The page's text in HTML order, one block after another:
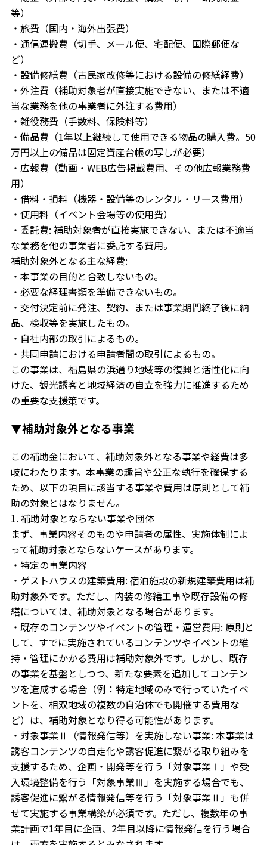
等）
・旅費（国内・海外出張費）
・通信運搬費（切手、メール便、宅配便、国際郵便な
ど）
・設備修繕費（古民家改修等における設備の修繕経費）
・外注費（補助対象者が直接実施できない、または不適
当な業務を他の事業者に外注する費用）
・雑役務費（手数料、保険料等）
・備品費（1年以上継続して使用できる物品の購入費。50
万円以上の備品は固定資産台帳の写しが必要）
・広報費（動画・WEB広告掲載費用、その他広報業務費
用）
・借料・損料（機器・設備等のレンタル・リース費用）
・使用料（イベント会場等の使用費）
・委託費: 補助対象者が直接実施できない、または不適当
な業務を他の事業者に委託する費用。
補助対象外となる主な経費:
・本事業の目的と合致しないもの。
・必要な経理書類を準備できないもの。
・交付決定前に発注、契約、または事業期間終了後に納
品、検収等を実施したもの。
・自社内部の取引によるもの。
・共同申請における申請者間の取引によるもの。
この事業は、福島県の浜通り地域等の復興と活性化に向
けた、観光誘客と地域経済の自立を強力に推進するため
の重要な支援策です。
▼補助対象外となる事業
この補助金において、補助対象外となる事業や経費は多
岐にわたります。本事業の趣旨や公正な執行を確保する
ため、以下の項目に該当する事業や費用は原則として補
助の対象とはなりません。
1. 補助対象とならない事業や団体
まず、事業内容そのものや申請者の属性、実施体制によ
って補助対象とならないケースがあります。
・特定の事業内容
・ゲストハウスの建築費用: 宿泊施設の新規建築費用は補
助対象外です。ただし、内装の修繕工事や既存設備の修
繕については、補助対象となる場合があります。
・既存のコンテンツやイベントの管理・運営費用: 原則と
して、すでに実施されているコンテンツやイベントの維
持・管理にかかる費用は補助対象外です。しかし、既存
の事業を基盤としつつ、新たな要素を追加してコンテン
ツを造成する場合（例：特定地域のみで行っていたイベ
ントを、相双地域の複数の自治体でも開催する費用な
ど）は、補助対象となり得る可能性があります。
・対象事業Ⅱ（情報発信等）を実施しない事業: 本事業は
誘客コンテンツの自走化や誘客促進に繋がる取り組みを
支援するため、企画・開発等を行う「対象事業Ⅰ」や受
入環境整備を行う「対象事業Ⅲ」を実施する場合でも、
誘客促進に繋がる情報発信等を行う「対象事業Ⅱ」も併
せて実施する事業構築が必須です。ただし、複数年の事
業計画で1年目に企画、2年目以降に情報発信を行う場合